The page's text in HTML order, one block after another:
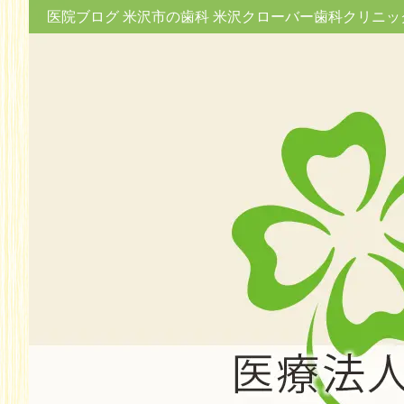
医院ブログ 米沢市の歯科 米沢クローバー歯科クリニッ